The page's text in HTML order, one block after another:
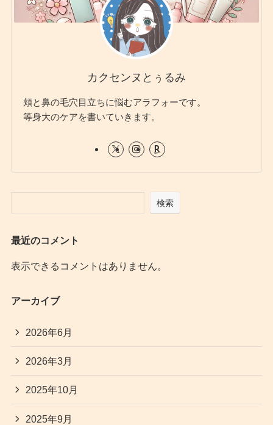
カクセンヌとぅるみ
頬と鼻の毛穴目立ちに悩むアラフォーです。
等身大のケアを書いていきます。
検索
最近のコメント
表示できるコメントはありません。
アーカイブ
2026年6月
2026年3月
2025年10月
2025年9月